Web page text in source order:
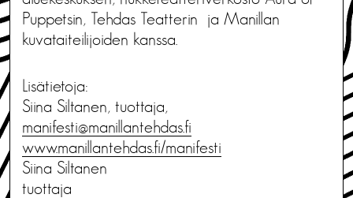
Puppetsin, Tehdas Teatterin ja Manillan
kuvataiteilijoiden kanssa.
Lisätietoja:
Siina Siltanen, tuottaja,
manifesti@manillantehdas.fi
www.manillantehdas.fi/manifesti
Siina Siltanen
tuottaja